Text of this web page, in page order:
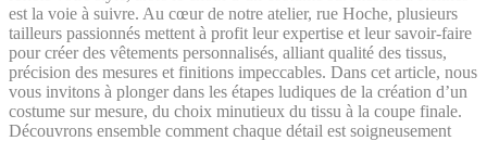
est la voie à suivre. Au cœur de notre atelier, rue Hoche, plusieurs
tailleurs passionnés mettent à profit leur expertise et leur savoir-faire
pour créer des vêtements personnalisés, alliant qualité des tissus,
précision des mesures et finitions impeccables. Dans cet article, nous
vous invitons à plonger dans les étapes ludiques de la création d’un
costume sur mesure, du choix minutieux du tissu à la coupe finale.
Découvrons ensemble comment chaque détail est soigneusement